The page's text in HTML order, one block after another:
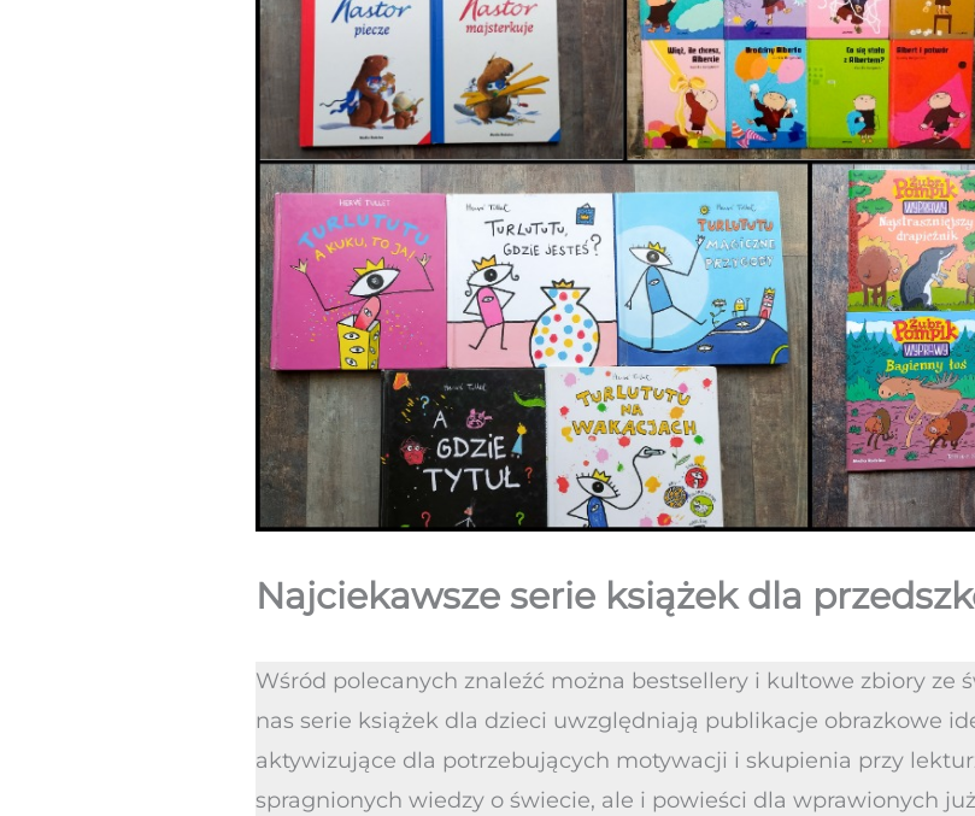
Najciekawsze serie książek dla
Wśród polecanych znaleźć można bestsellery i kultowe zbiory ze
nas serie książek dla dzieci uwzględniają publikacje obrazkowe
aktywizujące dla potrzebujących motywacji i skupienia przy
spragnionych wiedzy o świecie, ale i powieści dla wprawionych